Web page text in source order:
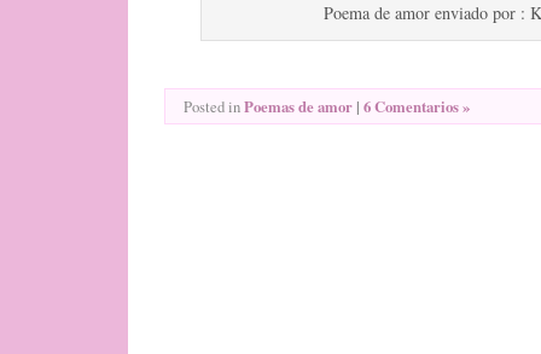
Poema de amor enviado por :
Posted inPoemas de amor | 6 Comentarios »